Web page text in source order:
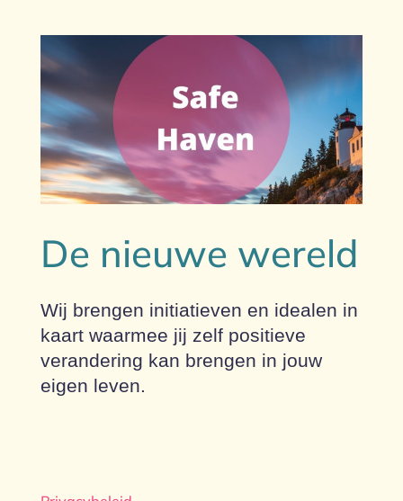
De nieuwe wereld
Wij brengen initiatieven en idealen in
kaart waarmee jij zelf positieve
verandering kan brengen in jouw
eigen leven.